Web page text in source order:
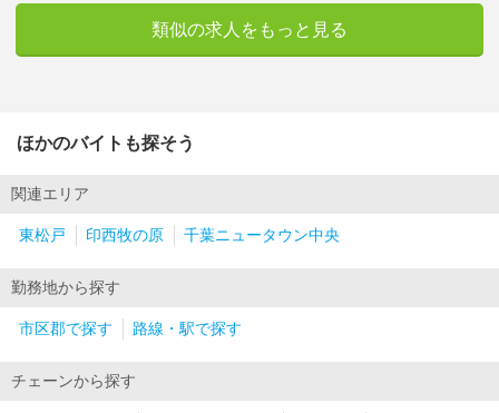
類似の求人をもっと見る
ほかのバイトも探そう
関連エリア
東松戸 印西牧の原 千葉ニュータウン中央
勤務地から探す
市区郡で探す 路線・駅で探す
チェーンから探す